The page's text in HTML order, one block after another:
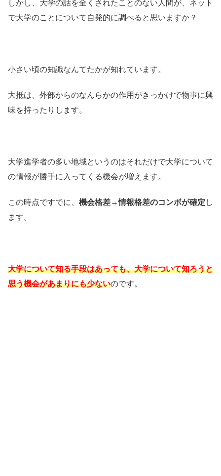
しかし、大学の話を全くされたことのない人間が、ネット
で大学のことについて 自発的に調べると思いますか？
小さい頃の知識なんてたかが知れています。
大抵は、外部からのなんらかの作用がきっかけで物事に興
味を持ったりします。
大学進学者の多い地域というのはそれだけで大学について
の情報が勝手に 入ってくる機会が増えます。
この時点ですでに、 機会格差→情報格差のコンボが確定 し
ます。
大学について知る手段はあっても、大学について知ろうと
思う機会があまりにも少ないのです。